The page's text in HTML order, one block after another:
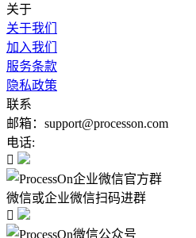
关于
关于我们
加入我们
服务条款
隐私政策
联系
邮箱：support@processon.com
电话:

微信或企业微信扫码进群
